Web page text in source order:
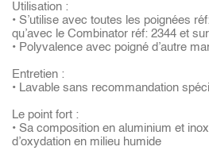
Utilisation :
• S’utilise avec toutes les poignées
qu’avec le Combinator réf: 2344 et
• Polyvalence avec poigné d’autre
Entretien :
• Lavable sans recommandation
Le point fort :
• Sa composition en aluminium et
d’oxydation en milieu humide